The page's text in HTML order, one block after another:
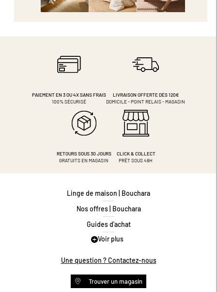
PAIEMENT EN 3 OU 4XSANS FRAIS
100% SÉCURISÉ
LIVRAISON OFFERTE DÈS 120€
DOMICILE - POINT RELAIS - MAGASIN
RETOURS SOUS 30 JOURS
GRATUITS EN MAGASIN
CLICK & COLLECT
PRÊT SOUS 48H
Linge de maison | Bouchara
Nos offres | Bouchara
Guides d'achat
Guide des tailles
Programme de fidélité
Voir plus
Une question ? Contactez-nous
Trouver un magasin